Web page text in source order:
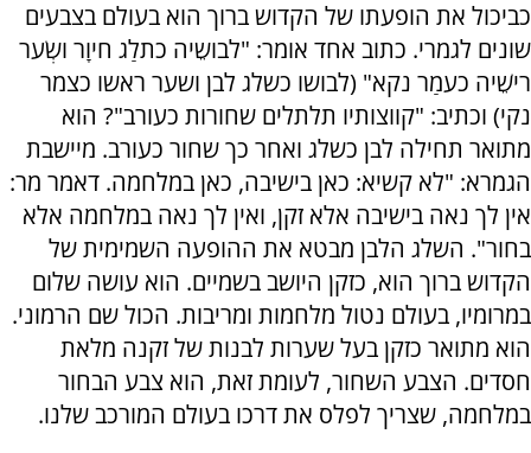
כביכול את הופעתו של הקדוש ברוך הוא בעולם בצבעים
שונים לגמרי. כתוב אחד אומר: "לבושֵיה כתלַג חיוָר ושְׂער
רישֵׁיה כעמַר נקא" (לבושו כשלג לבן ושער ראשו כצמר
נקי) וכתיב: "קווצותיו תלתלים שחורות כעורב"? הוא
מתואר תחילה לבן כשלג ואחר כך שחור כעורב. מיישבת
הגמרא: "לא קשיא: כאן בישיבה, כאן במלחמה. דאמר מר:
אין לך נאה בישיבה אלא זקן, ואין לך נאה במלחמה אלא
בחור". השלג הלבן מבטא את ההופעה השמימית של
הקדוש ברוך הוא, כזקן היושב בשמיים. הוא עושה שלום
במרומיו, בעולם נטול מלחמות ומריבות. הכול שם הרמוני.
הוא מתואר כזקן בעל שערות לבנות של זקנה מלאת
חסדים. הצבע השחור, לעומת זאת, הוא צבע הבחור
במלחמה, שצריך לפלס את דרכו בעולם המורכב שלנו.